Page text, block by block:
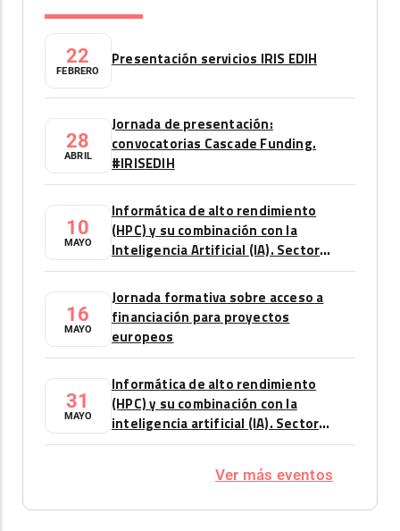
22
FEBRERO
Presentación servicios IRIS EDIH
28
ABRIL
Jornada de presentación:
convocatorias Cascade Funding.
#IRISEDIH
10
MAYO
Informática de alto rendimiento
(HPC) y su combinación con la
Inteligencia Artificial (IA). Sector
automoción
16
MAYO
Jornada formativa sobre acceso a
financiación para proyectos
europeos
31
MAYO
Informática de alto rendimiento
(HPC) y su combinación con la
inteligencia artificial (IA). Sector
automoción
Ver más eventos